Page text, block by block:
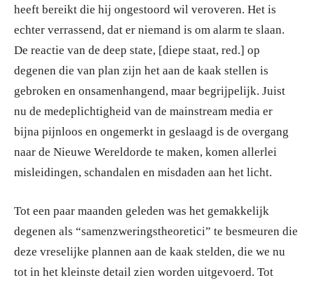
heeft bereikt die hij ongestoord wil veroveren. Het is
echter verrassend, dat er niemand is om alarm te slaan.
De reactie van de deep state, [diepe staat, red.] op
degenen die van plan zijn het aan de kaak stellen is
gebroken en onsamenhangend, maar begrijpelijk. Juist
nu de medeplichtigheid van de mainstream media er
bijna pijnloos en ongemerkt in geslaagd is de overgang
naar de Nieuwe Wereldorde te maken, komen allerlei
misleidingen, schandalen en misdaden aan het licht.
Tot een paar maanden geleden was het gemakkelijk
degenen als “samenzweringstheoretici” te besmeuren die
deze vreselijke plannen aan de kaak stelden, die we nu
tot in het kleinste detail zien worden uitgevoerd. Tot